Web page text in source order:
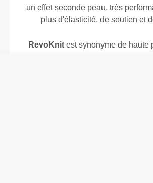
un effet seconde peau, très
plus d'élasticité, de soutien et
RevoKnitest synonyme de haute